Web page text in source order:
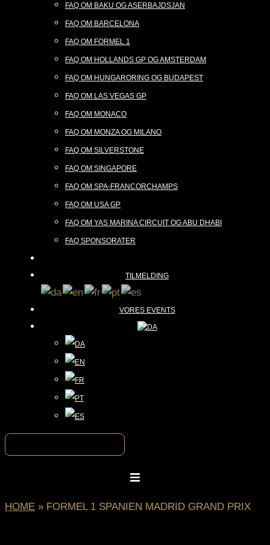
FAQ OM BAKU OG ASERBAJDSJAN
FAQ OM BARCELONA
FAQ OM FORMEL 1
FAQ OM HOLLANDS GP OG AMSTERDAM
FAQ OM HUNGARORING OG BUDAPEST
FAQ OM LAS VEGAS GP
FAQ OM MONACO
FAQ OM MONZA OG MILANO
FAQ OM SILVERSTONE
FAQ OM SINGAPORE
FAQ OM SPA-FRANCORCHAMPS
FAQ OM USA GP
FAQ OM YAS MARINA CIRCUIT OG ABU DHABI
FAQ SPONSORATER
TILMELDING
VORES EVENTS
HOME » FORMEL 1 SPANIEN MADRID GRAND PRIX